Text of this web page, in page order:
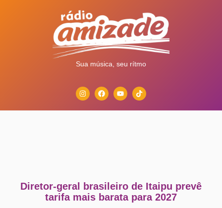
Sua música, seu rítmo
Diretor-geral brasileiro de Itaipu prevê
tarifa mais barata para 2027